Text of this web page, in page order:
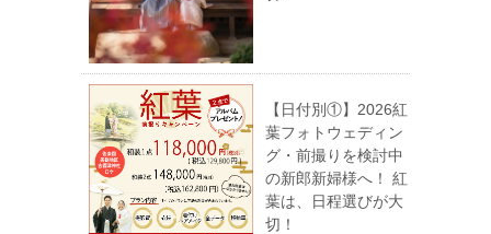
【日付別①】2026紅
葉フォトウェディン
グ・前撮りを検討中
の新郎新婦様へ！ 紅
葉は、日程選びが大
切！